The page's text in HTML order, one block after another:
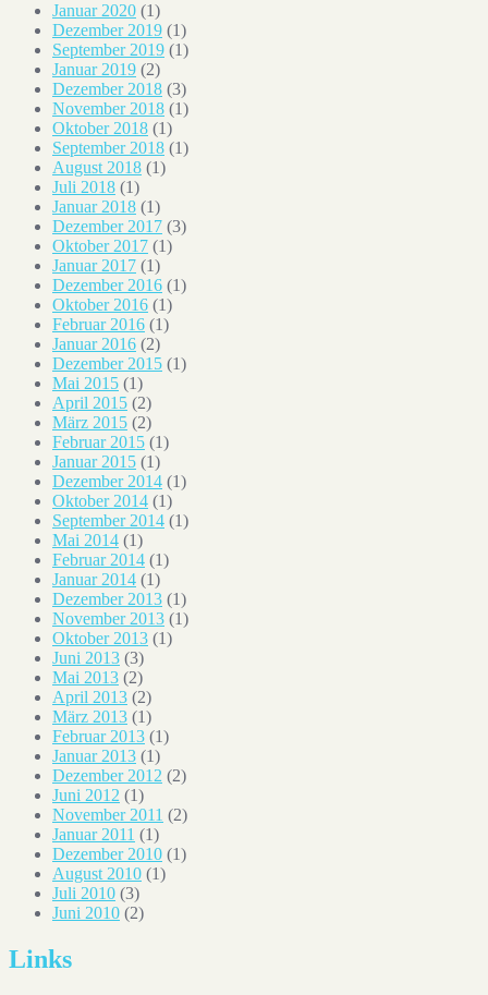
Januar 2020 (1)
Dezember 2019 (1)
September 2019 (1)
Januar 2019 (2)
Dezember 2018 (3)
November 2018 (1)
Oktober 2018 (1)
September 2018 (1)
August 2018 (1)
Juli 2018 (1)
Januar 2018 (1)
Dezember 2017 (3)
Oktober 2017 (1)
Januar 2017 (1)
Dezember 2016 (1)
Oktober 2016 (1)
Februar 2016 (1)
Januar 2016 (2)
Dezember 2015 (1)
Mai 2015 (1)
April 2015 (2)
März 2015 (2)
Februar 2015 (1)
Januar 2015 (1)
Dezember 2014 (1)
Oktober 2014 (1)
September 2014 (1)
Mai 2014 (1)
Februar 2014 (1)
Januar 2014 (1)
Dezember 2013 (1)
November 2013 (1)
Oktober 2013 (1)
Juni 2013 (3)
Mai 2013 (2)
April 2013 (2)
März 2013 (1)
Februar 2013 (1)
Januar 2013 (1)
Dezember 2012 (2)
Juni 2012 (1)
November 2011 (2)
Januar 2011 (1)
Dezember 2010 (1)
August 2010 (1)
Juli 2010 (3)
Juni 2010 (2)
Links